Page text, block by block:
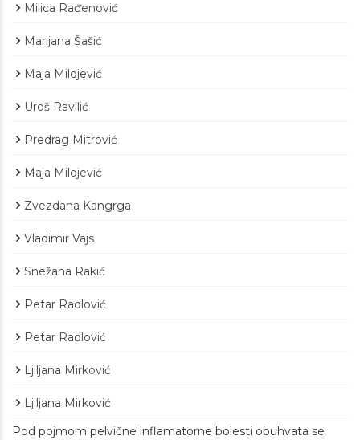
Milica Rađenović
Marijana Šašić
Maja Milojević
Uroš Ravilić
Predrag Mitrović
Maja Milojević
Zvezdana Kangrga
Vladimir Vajs
Snežana Rakić
Petar Radlović
Petar Radlović
Ljiljana Mirković
Ljiljana Mirković
Pod pojmom pelvične inflamatorne bolesti obuhvata se